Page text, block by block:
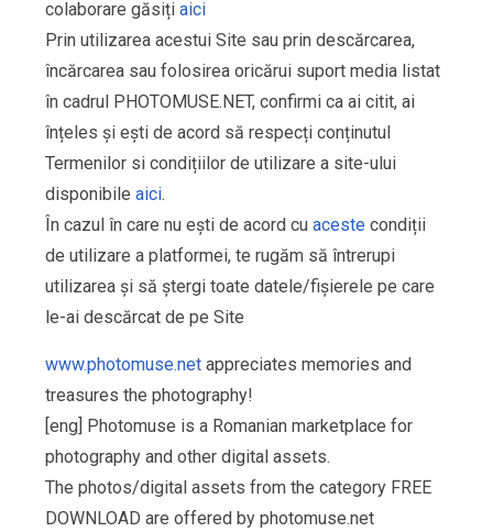
colaborare găsiți aici
Prin utilizarea acestui Site sau prin descărcarea,
încărcarea sau folosirea oricărui suport media listat
în cadrul PHOTOMUSE.NET, confirmi ca ai citit, ai
înțeles și ești de acord să respecți conținutul
Termenilor si condițiilor de utilizare a site-ului
disponibile aici.
În cazul în care nu ești de acord cu aceste condiții
de utilizare a platformei, te rugăm să întrerupi
utilizarea și să ștergi toate datele/fișierele pe care
le-ai descărcat de pe Site
www.photomuse.net appreciates memories and
treasures the photography!
[eng] Photomuse is a Romanian marketplace for
photography and other digital assets.
The photos/digital assets from the category FREE
DOWNLOAD are offered by photomuse.net